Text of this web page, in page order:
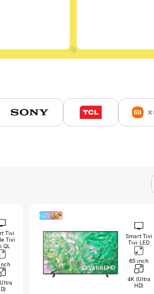
Tivi
Tivi
QL
Smart Tivi
Tivi LED
65 inch
4K (Ultra
HD)